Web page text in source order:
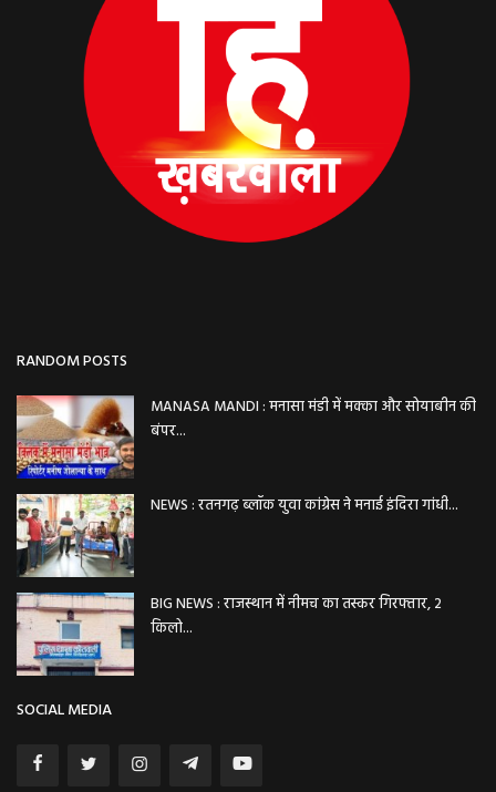
RANDOM POSTS
MANASA MANDI : मनासा मंडी में मक्का और सोयाबीन की
बंपर...
NEWS : रतनगढ़ ब्लॉक युवा कांग्रेस ने मनाई इंदिरा गांधी...
BIG NEWS : राजस्थान में नीमच का तस्कर गिरफ्तार, 2
किलो...
SOCIAL MEDIA